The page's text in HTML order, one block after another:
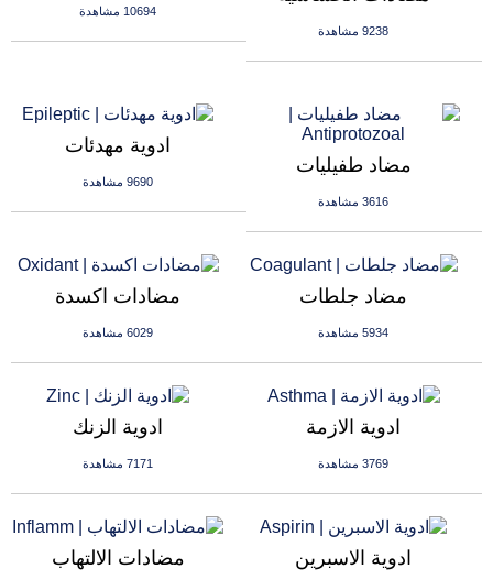
10694 مشاهدة
9238 مشاهدة
ادوية مهدئات
9690 مشاهدة
مضاد طفيليات
3616 مشاهدة
مضادات اكسدة
6029 مشاهدة
مضاد جلطات
5934 مشاهدة
ادوية الزنك
7171 مشاهدة
ادوية الازمة
3769 مشاهدة
مضادات الالتهاب ادوية الاسبرين